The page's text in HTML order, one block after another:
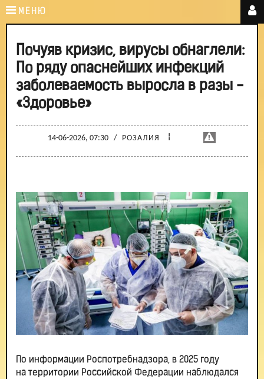
МЕНЮ
Почуяв кризис, вирусы обнаглели:
По ряду опаснейших инфекций
заболеваемость выросла в разы -
«Здоровье»
14-06-2026, 07:30 / РОЗАЛИЯ ¦
По информации Роспотребнадзора, в 2025 году
на территории Российской Федерации наблюдался